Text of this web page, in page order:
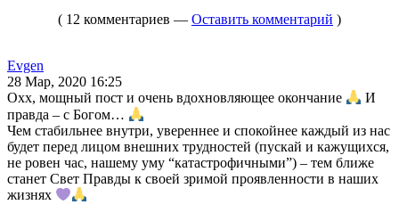
( 12 комментариев — Оставить комментарий )
Evgen
28 Мар, 2020 16:25
Охх, мощный пост и очень вдохновляющее окончание
И
правда – с Богом…
Чем стабильнее внутри, увереннее и спокойнее каждый из нас
будет перед лицом внешних трудностей (пускай и кажущихся,
не ровен час, нашему уму “катастрофичными”) – тем ближе
станет Свет Правды к своей зримой проявленности в наших
жизнях